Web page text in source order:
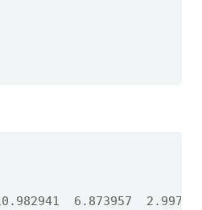
6.873957